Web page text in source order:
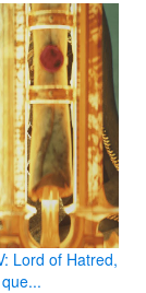
Lord of Hatred,